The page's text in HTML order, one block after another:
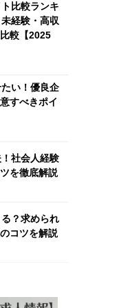
比較ランキ
経験・高収
較【2025
い！優良企
すべきポイ
社会人経験
を徹底解説
？求められ
コツを解説